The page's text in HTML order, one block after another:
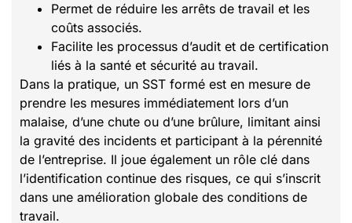
Permet de réduire les arrêts de travail et les
coûts associés.
Facilite les processus d’audit et de certification
liés à la santé et sécurité au travail.
Dans la pratique, un SST formé est en mesure de
prendre les mesures immédiatement lors d’un
malaise, d’une chute ou d’une brûlure, limitant ainsi
la gravité des incidents et participant à la pérennité
de l’entreprise. Il joue également un rôle clé dans
l’identification continue des risques, ce qui s’inscrit
dans une amélioration globale des conditions de
travail.